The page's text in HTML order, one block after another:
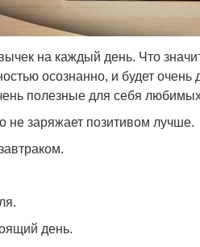
на каждый день. Что
осознанно, и будет
полезные для себя
не заряжает позитивом лучше.
день.